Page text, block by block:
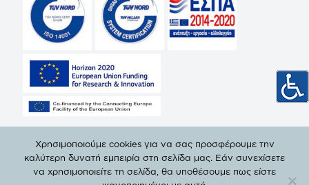
© Copyright 2019 ΔΕΠΑ | All Rights Reserved. |
Χρησιμοποιούμε cookies για να σας προσφέρουμε την
καλύτερη δυνατή εμπειρία στη σελίδα μας. Εάν συνεχίσετε
να χρησιμοποιείτε τη σελίδα, θα υποθέσουμε πως είστε